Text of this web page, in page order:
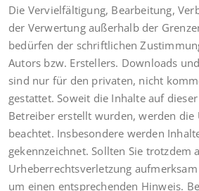
Die Vervielfältigung, Bearbeitung,
der Verwertung außerhalb der
bedürfen der schriftlichen
Autors bzw. Erstellers. Downloads
sind nur für den privaten, nicht
gestattet. Soweit die Inhalte auf
Betreiber erstellt wurden, werden
beachtet. Insbesondere werden
gekennzeichnet. Sollten Sie trotzdem
Urheberrechtsverletzung
um einen entsprechenden Hinweis.